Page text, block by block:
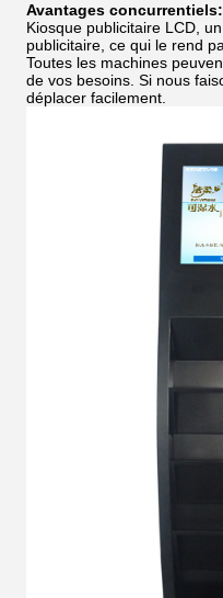
Avantages concurrentiels:
Kiosque publicitaire LCD,
publicitaire, ce qui le rend
Toutes les machines
de vos besoins. Si nous
déplacer facilement.